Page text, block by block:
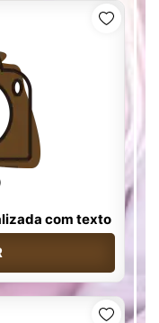
com texto